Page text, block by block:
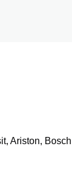
Ariston,